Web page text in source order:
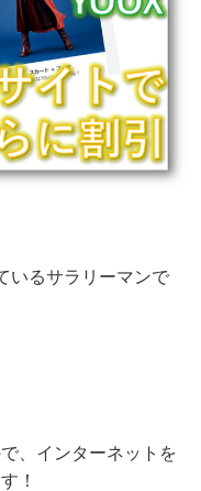
いるサラリーマンで
、インターネットを
！